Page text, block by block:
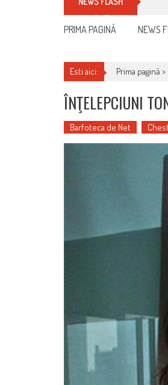
PRIMA PAGINĂ NEWS
Esti aici: Prima pagină >
ÎNŢELEPCIUNI
Barfoteca de Net